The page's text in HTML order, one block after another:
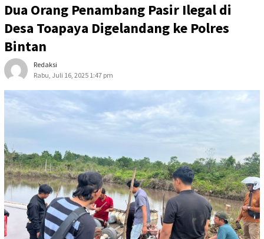
Dua Orang Penambang Pasir Ilegal di
Desa Toapaya Digelandang ke Polres
Bintan
Redaksi
Rabu, Juli 16, 2025 1:47 pm